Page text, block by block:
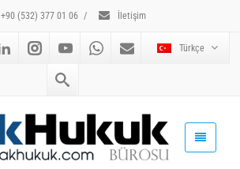
+90 (532) 377 01 06 / İletişim
Türkçe